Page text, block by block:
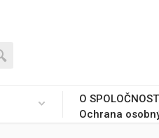
O
Ochrana